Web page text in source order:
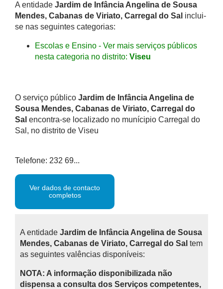
A entidade Jardim de Infância Angelina de Sousa
Mendes, Cabanas de Viriato, Carregal do Sal inclui-
se nas seguintes categorias:
Escolas e Ensino - Ver mais serviços públicos
nesta categoria no distrito: Viseu
O serviço público Jardim de Infância Angelina de
Sousa Mendes, Cabanas de Viriato, Carregal do
Sal encontra-se localizado no munícipio Carregal do
Sal, no distrito de Viseu
Telefone: 232 69...
Ver dados de contacto
completos
A entidade Jardim de Infância Angelina de Sousa
Mendes, Cabanas de Viriato, Carregal do Sal tem
as seguintes valências disponíveis:
NOTA: A informação disponibilizada não
dispensa a consulta dos Serviços competentes,